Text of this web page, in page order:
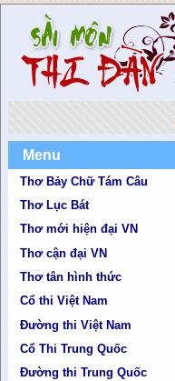
Menu
Thơ Bảy Chữ Tám Câu
Thơ Lục Bát
Thơ mới hiện đại VN
Thơ cận đại VN
Thơ tân hình thức
Cổ thi Việt Nam
Đường thi Việt Nam
Cổ Thi Trung Quốc
Đường thi Trung Quốc